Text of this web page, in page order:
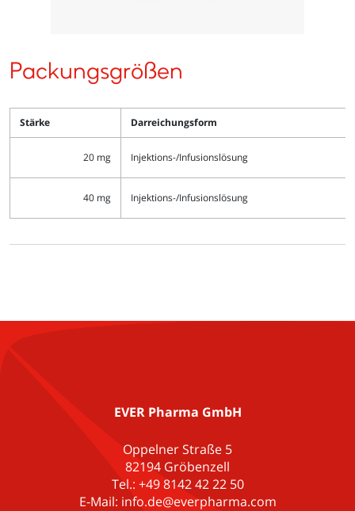
Packungsgrößen
Stärke Darreichungsform
20 mg Injektions-/Infusionslösung
40 mg Injektions-/Infusionslösung
EVER Pharma GmbH
Oppelner Straße 5
82194 Gröbenzell
Tel.: +49 8142 42 22 50
E-Mail: info.de@everpharma.com